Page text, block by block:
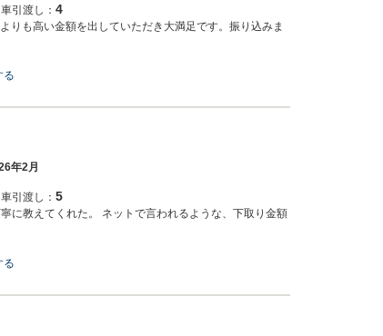
車引渡し： 4
りも高い金額を出していただき大満足です。振り込みま
る
年2月
車引渡し： 5
に教えてくれた。 ネットで言われるような、下取り金額
る